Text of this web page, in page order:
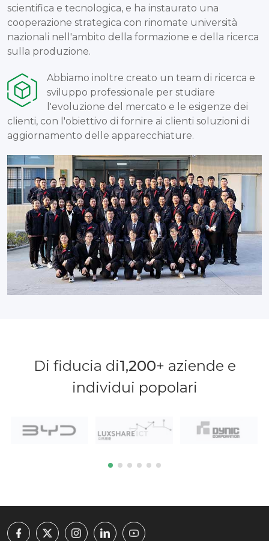
scientifica e tecnologica, e ha instaurato una
cooperazione strategica con rinomate università
nazionali nell'ambito della formazione e della ricerca
sulla produzione.
Abbiamo inoltre creato un team di ricerca e
sviluppo professionale per studiare
l'evoluzione del mercato e le esigenze dei
clienti, con l'obiettivo di fornire ai clienti soluzioni di
aggiornamento delle apparecchiature.
Di fiducia di1,200+ aziende e
individui popolari